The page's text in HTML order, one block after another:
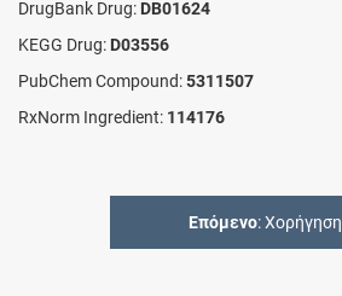
DrugBank Drug: DB01624
KEGG Drug: D03556
PubChem Compound:5311507
RxNorm Ingredient: 114176
Επόμενο: Χορήγηση